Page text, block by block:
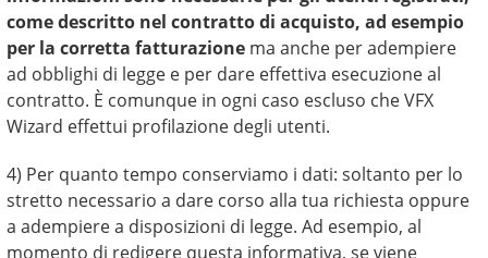
come descritto nel contratto di acquisto, ad esempio
per la corretta fatturazione ma anche per adempiere
ad obblighi di legge e per dare effettiva esecuzione al
contratto. È comunque in ogni caso escluso che VFX
Wizard effettui profilazione degli utenti.
4) Per quanto tempo conserviamo i dati: soltanto per lo
stretto necessario a dare corso alla tua richiesta oppure
a adempiere a disposizioni di legge. Ad esempio, al
momento di redigere questa informativa, se viene